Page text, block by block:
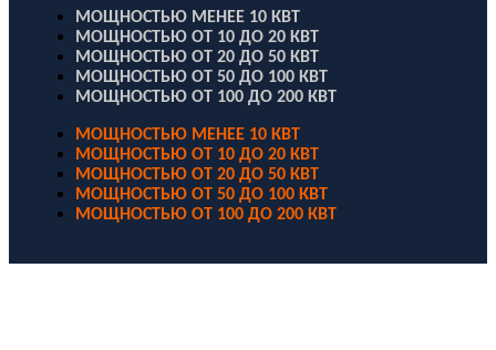
МОЩНОСТЬЮ МЕНЕЕ 10 КВТ
МОЩНОСТЬЮ ОТ 10 ДО 20 КВТ
МОЩНОСТЬЮ ОТ 20 ДО 50 КВТ
МОЩНОСТЬЮ ОТ 50 ДО 100 КВТ
МОЩНОСТЬЮ ОТ 100 ДО 200 КВТ
МОЩНОСТЬЮ МЕНЕЕ 10 КВТ
МОЩНОСТЬЮ ОТ 10 ДО 20 КВТ
МОЩНОСТЬЮ ОТ 20 ДО 50 КВТ
МОЩНОСТЬЮ ОТ 50 ДО 100 КВТ
МОЩНОСТЬЮ ОТ 100 ДО 200 КВТ